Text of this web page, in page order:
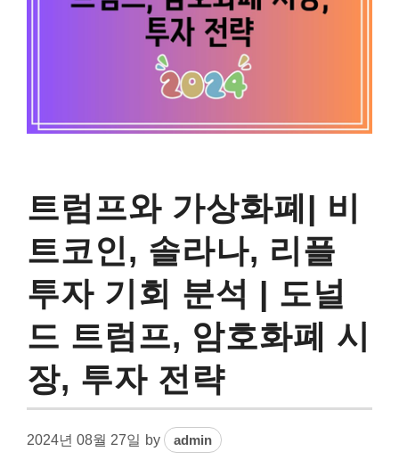
트럼프와 가상화폐| 비
트코인, 솔라나, 리플
투자 기회 분석 | 도널
드 트럼프, 암호화폐 시
장, 투자 전략
2024년 08월 27일 by admin